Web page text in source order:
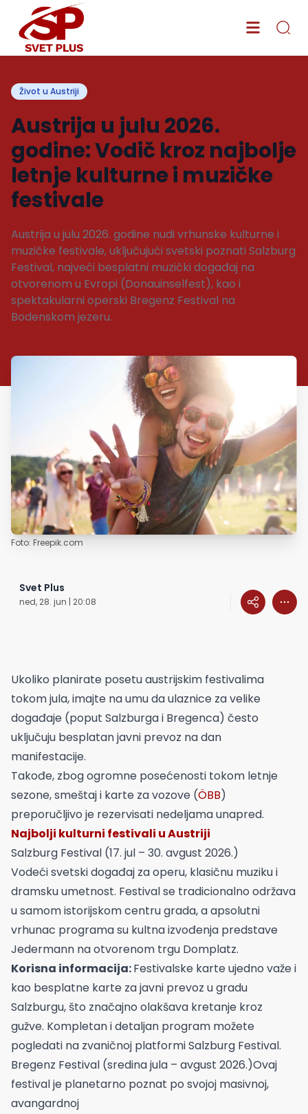
Život u Austriji
Austrija u julu 2026.
godine: Vodič kroz najbolje
letnje kulturne i muzičke
festivale
Austrija u julu 2026. godine nudi vrhunske kulturne i
muzičke festivale, uključujući svetski poznati Salzburg
Festival, najveći besplatni muzički događaj na
otvorenom u Evropi (Donauinselfest), kao i
spektakularni operski Bregenz Festival na
Bodenskom jezeru.
Foto: Freepik.com
Svet Plus
ned, 28. jun | 20:08
Ukoliko planirate posetu austrijskim festivalima
tokom jula, imajte na umu da ulaznice za velike
događaje (poput Salzburga i Bregenca) često
uključuju besplatan javni prevoz na dan
manifestacije.
Takođe, zbog ogromne posećenosti tokom letnje
sezone, smeštaj i karte za vozove (ÖBB)
preporučljivo je rezervisati nedeljama unapred.
Najbolji kulturni festivali u Austriji
Salzburg Festival (17. jul – 30. avgust 2026.)
Vodeći svetski događaj za operu, klasičnu muziku i
dramsku umetnost. Festival se tradicionalno održava
u samom istorijskom centru grada, a apsolutni
vrhunac programa su kultna izvođenja predstave
Jedermann na otvorenom trgu Domplatz.
Korisna informacija:Festivalske karte ujedno važe i
kao besplatne karte za javni prevoz u gradu
Salzburgu, što značajno olakšava kretanje kroz
gužve. Kompletan i detaljan program možete
pogledati na zvaničnoj platformi Salzburg Festival.
Bregenz Festival (sredina jula – avgust 2026.)Ovaj
festival je planetarno poznat po svojoj masivnoj,
avangardnoj